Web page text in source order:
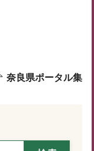
奈良県ポータル集